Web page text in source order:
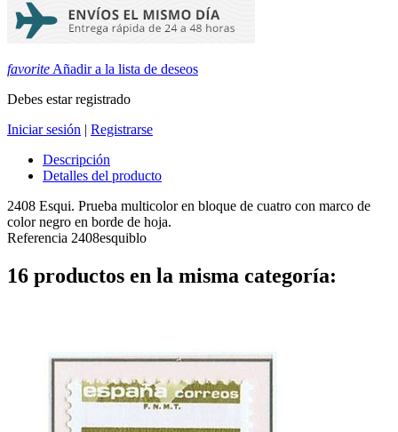
favorite Añadir a la lista de deseos
Debes estar registrado
Iniciar sesión | Registrarse
Descripción
Detalles del producto
2408 Esqui. Prueba multicolor en bloque de cuatro con marco de
color negro en borde de hoja.
Referencia 2408esquiblo
16 productos en la misma categoría: